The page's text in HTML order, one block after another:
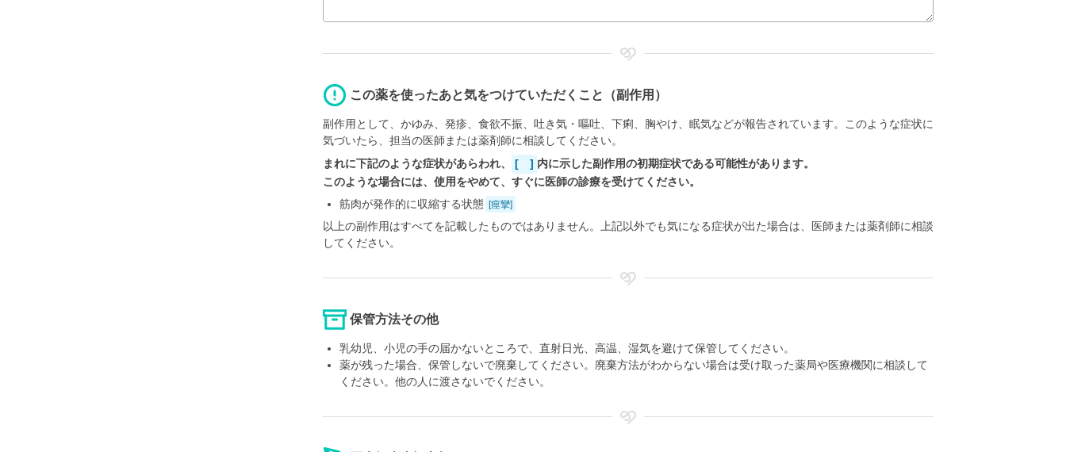
この薬を使ったあと気をつけていただくこと（副作用）
副作用として、かゆみ、発疹、食欲不振、吐き気・嘔吐、下痢、胸やけ、眠気などが報告されています。このような症状に
気づいたら、担当の医師または薬剤師に相談してください。
まれに下記のような症状があらわれ、
[ ] 内に示した副作用の初期症状である可能性があります。
このような場合には、使用をやめて、すぐに医師の診療を受けてください。
筋肉が発作的に収縮する状態 [痙攣]
以上の副作用はすべてを記載したものではありません。上記以外でも気になる症状が出た場合は、医師または薬剤師に相談
してください。
保管方法その他
乳幼児、小児の手の届かないところで、直射日光、高温、湿気を避けて保管してください。
薬が残った場合、保管しないで廃棄してください。廃棄方法がわからない場合は受け取った薬局や医療機関に相談して
ください。他の人に渡さないでください。